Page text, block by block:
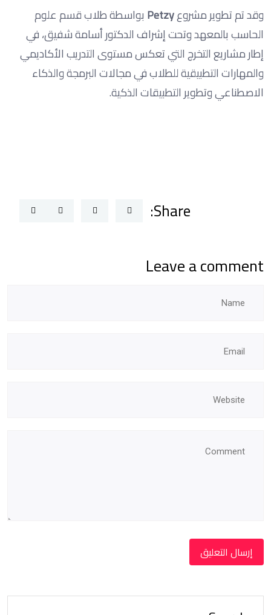
وقد تم تطوير مشروعPetzy بواسطة طلاب قسم علوم
الحاسب بالمعهد وتحت إشراف الدكتور أسامة شفيق، في
إطار مشاريع التخرج التي تعكس مستوى التدريب الأكاديمي
والمهارات التطبيقية للطلاب في مجالات البرمجة والذكاء
الاصطناعي وتطوير التطبيقات الذكية.
Share:
Leave a comment